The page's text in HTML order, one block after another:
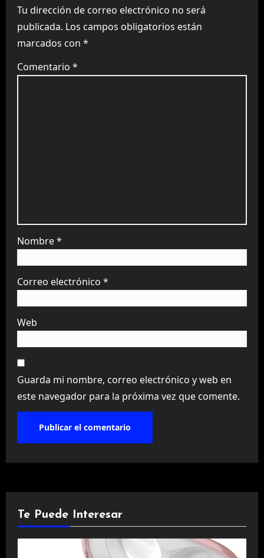
Tu dirección de correo electrónico no será
publicada. Los campos obligatorios están
marcados con *
Comentario *
Nombre*
Correo electrónico *
Web
Guarda mi nombre, correo electrónico y web en
este navegador para la próxima vez que comente.
Te Puede Interesar